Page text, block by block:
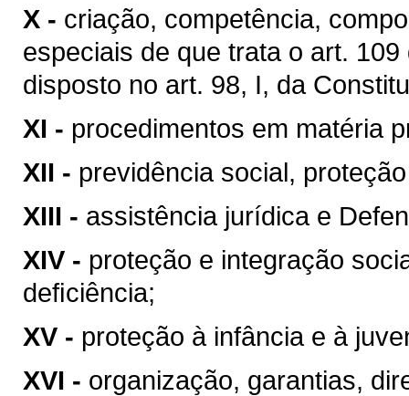
X - criação, competência,
especiais de que trata o art.
disposto no art. 98, I, da
XI - procedimentos em matéria
XII - previdência social,
XIII - assistência jurídica e
XIV - proteção e integração
deﬁciência;
XV - proteção à infância e à
XVI - organização, garantias,